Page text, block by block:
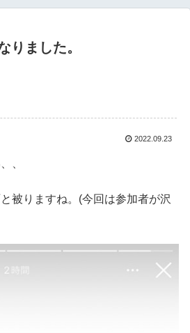
りました。
2022.09.23
、
被りますね。(今回は参加者が沢